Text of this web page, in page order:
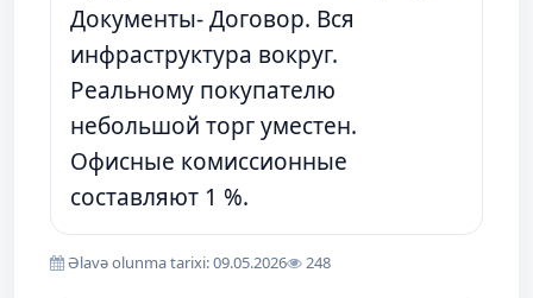
Документы- Договор. Вся
инфраструктура вокруг.
Реальному покупателю
небольшой торг уместен.
Офисные комиссионные
составляют 1 %.
Əlavə olunma tarixi: 09.05.2026 248